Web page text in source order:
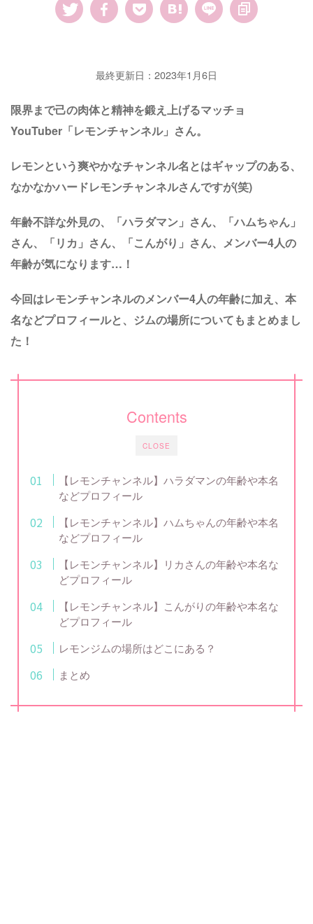
最終更新日：2023年1月6日
限界まで己の肉体と精神を鍛え上げるマッチョ
YouTuber「レモンチャンネル」さん。
レモンという爽やかなチャンネル名とはギャップのある、
なかなかハードレモンチャンネルさんですが(笑)
年齢不詳な外見の、「ハラダマン」さん、「ハムちゃん」
さん、「リカ」さん、「こんがり」さん、メンバー4人の
年齢が気になります…！
今回はレモンチャンネルのメンバー4人の年齢に加え、本
名などプロフィールと、ジムの場所についてもまとめまし
た！
CLOSE
Contents
【レモンチャンネル】ハラダマンの年齢や本名
などプロフィール
【レモンチャンネル】ハムちゃんの年齢や本名
などプロフィール
【レモンチャンネル】リカさんの年齢や本名な
どプロフィール
【レモンチャンネル】こんがりの年齢や本名な
どプロフィール
レモンジムの場所はどこにある？
まとめ